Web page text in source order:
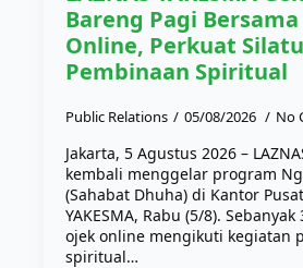
Bareng Pagi
Online, Perkuat
Pembinaan Spiritual
Public Relations 05/08/2026 No
Jakarta, 5 Agustus 2026 –
kembali menggelar program
(Sahabat Dhuha) di Kantor Pusat
YAKESMA, Rabu (5/8).
ojek online mengikuti kegiatan
spiritual…